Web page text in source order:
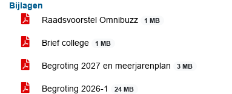
Bijlagen
Raadsvoorstel Omnibuzz
1 MB
Brief college 1 MB
Begroting 2027 en meerjarenplan 3 MB
Begroting 2026-1 24 MB